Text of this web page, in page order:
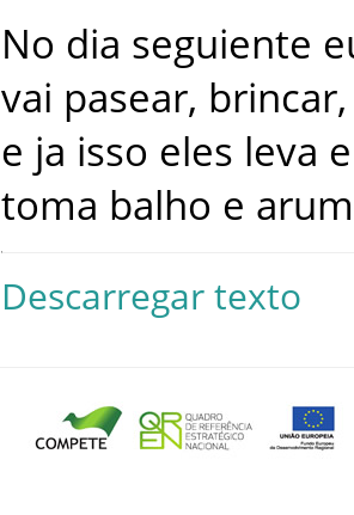
No dia seguiente
vai pasear, brincar,
e ja isso eles leva
toma balho e
Descarregar texto